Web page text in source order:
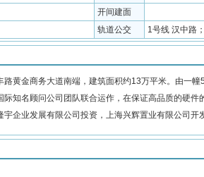
开间建面
轨道公交 1号线 汉中路
黄金商务大道南端，建筑面积约13万平米。由一
际知名顾问公司团队联合运作，在保证高品质的硬
企业发展有限公司投资，上海兴辉置业有限公司